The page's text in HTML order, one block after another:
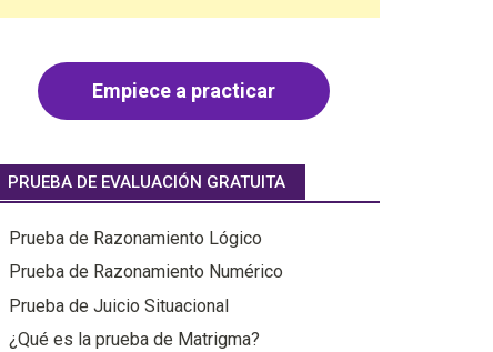
Empiece a practicar
PRUEBA DE EVALUACIÓN GRATUITA
Prueba de Razonamiento Lógico
Prueba de Razonamiento Numérico
Prueba de Juicio Situacional
¿Qué es la prueba de Matrigma?